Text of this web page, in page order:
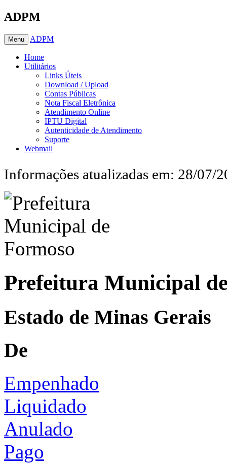
ADPM
Menu ADPM
Home
Utilitários
Links Úteis
Download / Upload
Contas Públicas
Nota Fiscal Eletrônica
Atendimento Online
IPTU Digital
Autenticidade de Atendimento
Suporte
Webmail
Informações atualizadas em: 28/07/
Prefeitura Municipal
Estado de Minas Gerais
De
Empenhado
Liquidado
Anulado
Pago